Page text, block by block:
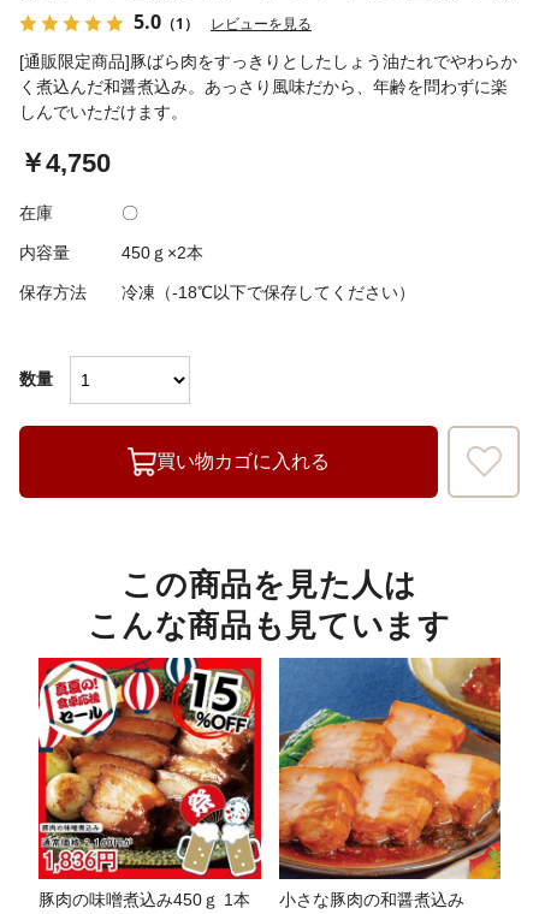
5.0 （1） レビューを見る
[通販限定商品]豚ばら肉をすっきりとしたしょう油たれでやわらか
く煮込んだ和醤煮込み。あっさり風味だから、年齢を問わずに楽
しんでいただけます。
￥4,750
在庫 〇
内容量 450ｇ×2本
保存方法 冷凍（-18℃以下で保存してください）
数量
買い物カゴに入れる
この商品を見た人は
こんな商品も見ています
豚肉の味噌煮込み450ｇ 1本
小さな豚肉の和醤煮込み